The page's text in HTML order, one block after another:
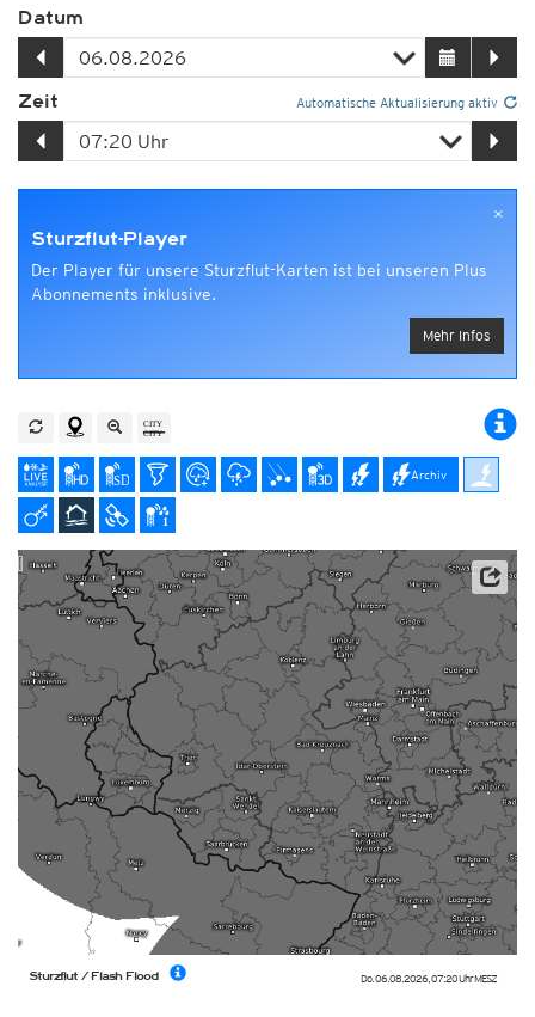
Datum
Zeit Automatische Aktualisierung aktiv
×
Sturzflut-Player
Der Player für unsere Sturzflut-Karten ist bei unseren Plus
Abonnements inklusive.
Mehr Infos
Archiv
Do. 06.08.2026, 07:20 UhrMESZ
Sturzflut / Flash Flood
Datenbasis: Deutscher Wetterdienst (DWD), Kachelmann GmbH